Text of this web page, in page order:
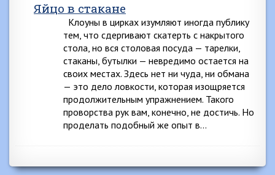
Яйцо в стакане
Клоуны в цирках изумляют иногда публику
тем, что сдергивают скатерть с накрытого
стола, но вся столовая посуда — тарелки,
стаканы, бутылки — невредимо остается на
своих местах. Здесь нет ни чуда, ни обмана
— это дело ловкости, которая изощряется
продолжительным упражнением. Такого
проворства рук вам, конечно, не достичь. Но
проделать подобный же опыт в…